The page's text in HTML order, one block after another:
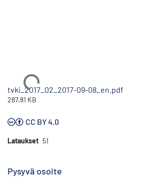
Ladataan...
tvki_2017_02_2017-09-08_en.pdf
287.81 KB
CC BY 4.0
Lataukset 51
Pysyvä osoite